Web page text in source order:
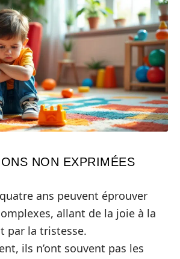
NON EXPRIMÉES
ans peuvent éprouver
allant de la joie à la
par la tristesse.
ils n’ont souvent pas les